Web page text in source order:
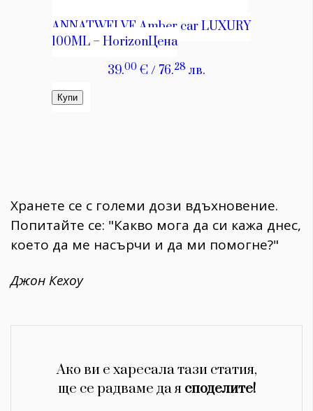
Хранете се с големи дози вдъхновение.
Попитайте се: "Какво мога да си кажа днес,
което да ме насърчи и да ми помогне?"
Джон Кехоу
Ако ви е харесала тази статия,
ще се радваме да я споделите!